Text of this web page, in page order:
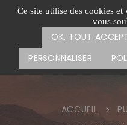
Ce site utilise des cookies
vous
OK, TOUT
PERSONNALISER
Passer
CARTE DES
ACCUEIL >